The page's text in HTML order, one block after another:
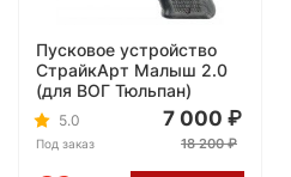
Пусковое устройство
СтрайкАрт Малыш 2.0
(для ВОГ Тюльпан)
5.0
Под заказ
7 000
18 200